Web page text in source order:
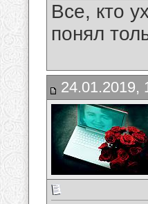
Все, кто
понял
24.01.2019,